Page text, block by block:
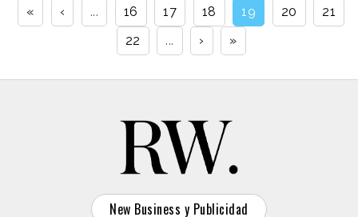
« ‹ ... 16 17 18 19 20
21
22
... › »
New Business y Publicidad